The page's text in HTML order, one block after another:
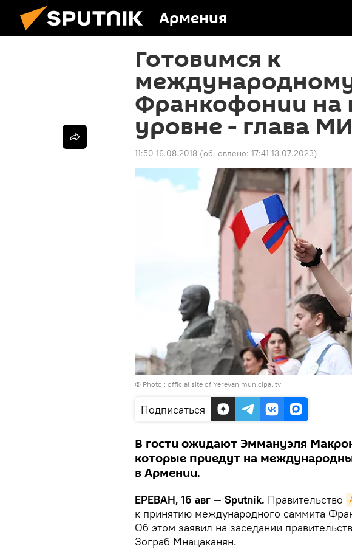
Армения
Готовимся к
Франкофонии на
уровне - глава
11:50 16.08.2018 (обновлено: 17:41 13.07.2023)
© Photo : official site of Yerevan municipality
Подписаться
В гости ожидают Эммануэля
которые приедут на
в Армении.
ЕРЕВАН, 16 авг — Sputnik. Правительство
к принятию международного саммита
Об этом заявил на заседании
Зограб Мнацаканян.